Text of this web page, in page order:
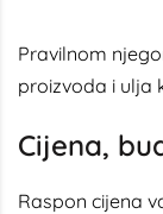
Pravilnom
proizvoda i ulja
Cijena,
Raspon cijena